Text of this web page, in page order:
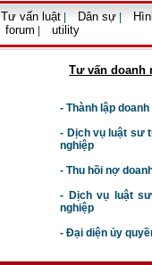
Tư vấn luật Dân sự
forum utility
Tư vấn doanh
- Thành lập
- Dịch vụ luật sư t
nghiệp
- Thu hồi nợ
- Dịch vụ luật
nghiệp
- Đại diện ủy